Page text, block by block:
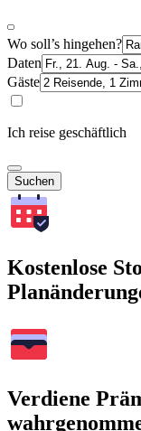
Wo soll’s hingehen?
Daten
Gäste
Ich reise geschäftlich
Suchen
Kostenlose
Verdiene